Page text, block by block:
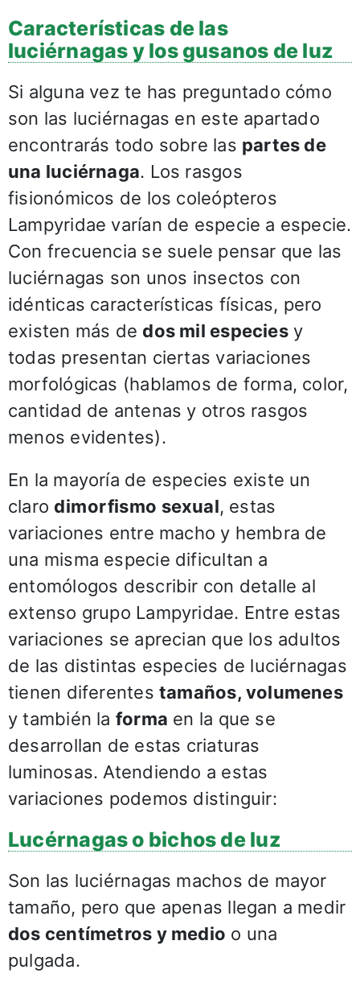
Características de las
luciérnagas y los gusanos de luz
Si alguna vez te has preguntado cómo
son las luciérnagas en este apartado
encontrarás todo sobre las partes de
una luciérnaga. Los rasgos
fisionómicos de los coleópteros
Lampyridae varían de especie a especie.
Con frecuencia se suele pensar que las
luciérnagas son unos insectos con
idénticas características físicas, pero
existen más de dos mil especiesy
todas presentan ciertas variaciones
morfológicas (hablamos de forma, color,
cantidad de antenas y otros rasgos
menos evidentes).
En la mayoría de especies existe un
claro dimorfismo sexual, estas
variaciones entre macho y hembra de
una misma especie dificultan a
entomólogos describir con detalle al
extenso grupo Lampyridae. Entre estas
variaciones se aprecian que los adultos
de las distintas especies de luciérnagas
tienen diferentes tamaños, volumenes
y también la forma en la que se
desarrollan de estas criaturas
luminosas. Atendiendo a estas
variaciones podemos distinguir:
Lucérnagas o bichos de luz
Son las luciérnagas machos de mayor
tamaño, pero que apenas llegan a medir
dos centímetros y medio o una
pulgada.